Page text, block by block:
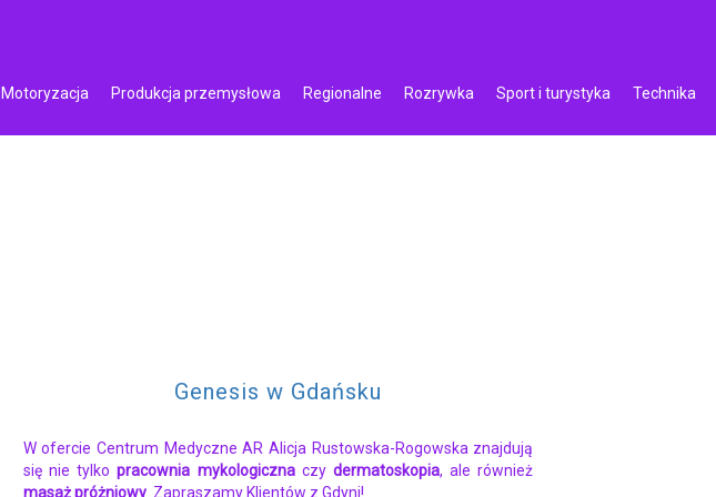
Motoryzacja Produkcja przemysłowa Regionalne Rozrywka Sport i turystyka
Technika
Genesis w Gdańsku
W ofercie Centrum Medyczne AR Alicja Rustowska-Rogowska znajdują
się nie tylkopracownia mykologicznaczy dermatoskopia, ale również
masaż próżniowy. Zapraszamy Klientów z Gdyni!